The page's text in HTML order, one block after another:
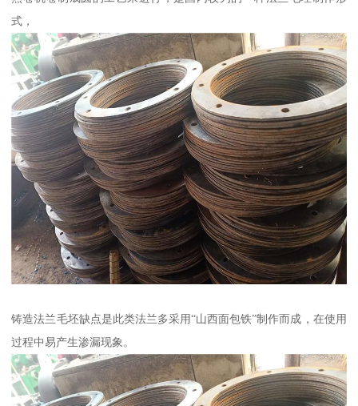
式，
铸造法兰毛坯缺点是此类法兰多采用“山西面包铁”制作而成，在使用
过程中易产生渗漏现象。